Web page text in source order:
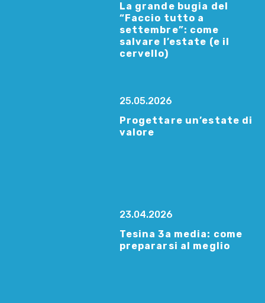
La grande bugia del
“Faccio tutto a
settembre”: come
salvare l’estate (e il
cervello)
25.05.2026
Progettare un’estate di
valore
23.04.2026
Tesina 3a media: come
prepararsi al meglio